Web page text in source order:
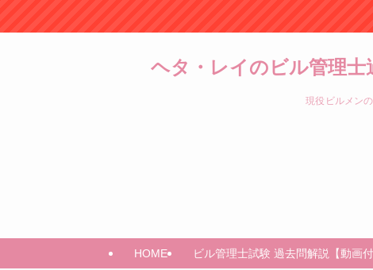
ヘタ・レイのビル管理士
現役ビルメン
HOME ビル管理士試験 過去問解説【動画付